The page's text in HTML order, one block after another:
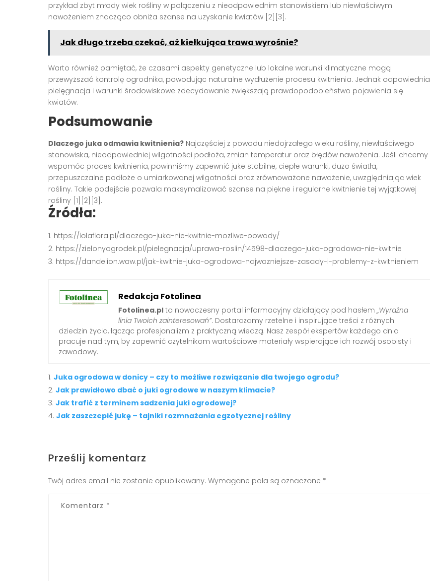
przykład zbyt młody wiek rośliny w połączeniu z nieodpowiednim stanowiskiem lub niewłaściwym
nawożeniem znacząco obniża szanse na uzyskanie kwiatów [2][3].
Jak długo trzeba czekać, aż kiełkująca trawa wyrośnie?
Warto również pamiętać, że czasami aspekty genetyczne lub lokalne warunki klimatyczne mogą
przewyższać kontrolę ogrodnika, powodując naturalne wydłużenie procesu kwitnienia. Jednak odpowiednia
pielęgnacja i warunki środowiskowe zdecydowanie zwiększają prawdopodobieństwo pojawienia się
kwiatów.
Podsumowanie
Dlaczego juka odmawia kwitnienia? Najczęściej z powodu niedojrzałego wieku rośliny, niewłaściwego
stanowiska, nieodpowiedniej wilgotności podłoża, zmian temperatur oraz błędów nawożenia. Jeśli chcemy
wspomóc proces kwitnienia, powinniśmy zapewnić juke stabilne, ciepłe warunki, dużo światła,
przepuszczalne podłoże o umiarkowanej wilgotności oraz zrównoważone nawożenie, uwzględniając wiek
rośliny. Takie podejście pozwala maksymalizować szanse na piękne i regularne kwitnienie tej wyjątkowej
rośliny [1][2][3].
Źródła:
https://lolaflora.pl/dlaczego-juka-nie-kwitnie-mozliwe-powody/
https://zielonyogrodek.pl/pielegnacja/uprawa-roslin/14598-dlaczego-juka-ogrodowa-nie-kwitnie
https://dandelion.waw.pl/jak-kwitnie-juka-ogrodowa-najwazniejsze-zasady-i-problemy-z-kwitnieniem
Redakcja Fotolinea
Fotolinea.pl to nowoczesny portal informacyjny działający pod hasłem„Wyraźna
linia Twoich zainteresowań”. Dostarczamy rzetelne i inspirujące treści z różnych
dziedzin życia, łącząc profesjonalizm z praktyczną wiedzą. Nasz zespół ekspertów każdego dnia
pracuje nad tym, by zapewnić czytelnikom wartościowe materiały wspierające ich rozwój osobisty i
zawodowy.
Juka ogrodowa w donicy – czy to możliwe rozwiązanie dla twojego ogrodu?
Jak prawidłowo dbać o juki ogrodowe w naszym klimacie?
Jak trafić z terminem sadzenia juki ogrodowej?
Jak zaszczepić jukę – tajniki rozmnażania egzotycznej rośliny
Prześlij komentarz
Twój adres email nie zostanie opublikowany. Wymagane pola są oznaczone *